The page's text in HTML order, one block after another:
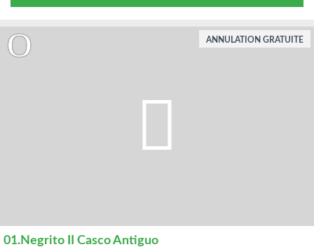
01.Negrito II Casco Antiguo
ANNULATION GRATUITE